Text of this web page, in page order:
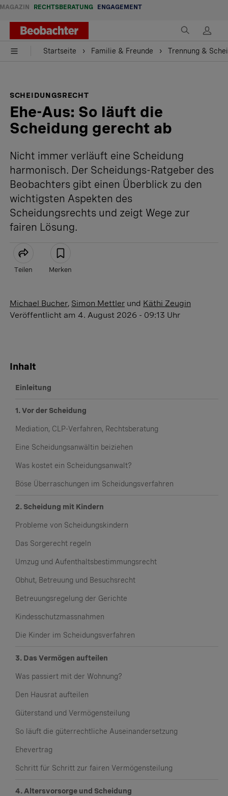
MAGAZIN RECHTSBERATUNG ENGAGEMENT
Startseite Familie & Freunde Trennung &
SCHEIDUNGSRECHT
Ehe-Aus: So läuft die
Scheidung gerecht ab
Nicht immer verläuft eine Scheidung
harmonisch. Der Scheidungs-Ratgeber des
Beobachters gibt einen Überblick zu den
wichtigsten Aspekten des
Scheidungsrechts und zeigt Wege zur
fairen Lösung.
Teilen Merken
Michael Bucher, Simon Mettler und Käthi Zeugin
Veröffentlicht am 4. August 2026 - 09:13 Uhr
Inhalt
Einleitung
1. Vor der Scheidung
Mediation, CLP-Verfahren, Rechtsberatung
Eine Scheidungsanwältin beiziehen
Was kostet ein Scheidungsanwalt?
Böse Überraschungen im Scheidungsverfahren
2. Scheidung mit Kindern
Probleme von Scheidungskindern
Das Sorgerecht regeln
Umzug und Aufenthaltsbestimmungsrecht
Obhut, Betreuung und Besuchsrecht
Betreuungsregelung der Gerichte
Kindesschutzmassnahmen
Die Kinder im Scheidungsverfahren
3. Das Vermögen aufteilen
Was passiert mit der Wohnung?
Den Hausrat aufteilen
Güterstand und Vermögensteilung
So läuft die güterrechtliche Auseinandersetzung
Ehevertrag
Schritt für Schritt zur fairen Vermögensteilung
4. Altersvorsorge und Scheidung